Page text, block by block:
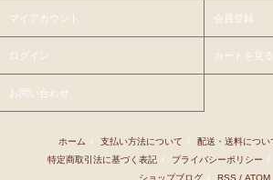
マイアカウント 会員登録
ログイン カートを見る
お問い合わせ
ホーム / 支払い方法について / 配送・送料につい
特定商取引法に基づく表記 / プライバシーポリシー /
ショップブログ / RSS / ATOM